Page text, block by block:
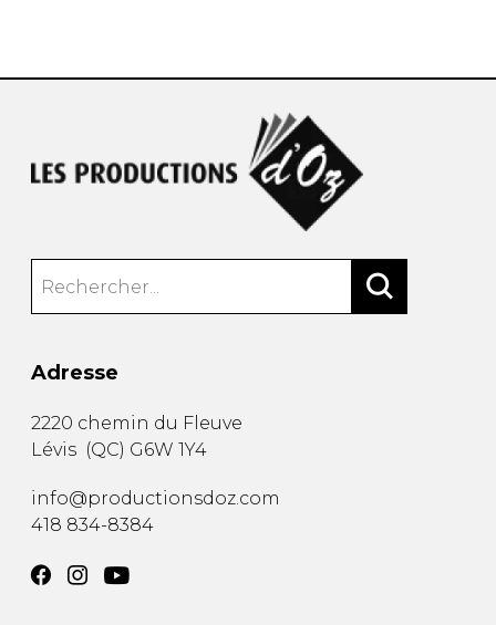
Adresse
2220 chemin du Fleuve
Lévis (QC) G6W 1Y4
info@productionsdoz.com
418 834-8384